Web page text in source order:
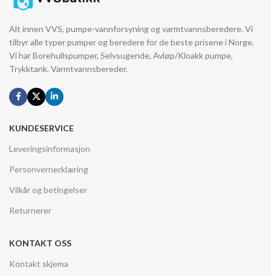
Alt innen VVS, pumpe-vannforsyning og varmtvannsberedere. Vi
tilbyr alle typer pumper og beredere for de beste prisene i Norge.
Vi har Borehullspumper, Selvsugende, Avløp/Kloakk pumpe,
Trykktank, Varmtvannsbereder.
KUNDESERVICE
Leveringsinformasjon
Personvernerklæring
Vilkår og betingelser
Returnerer
KONTAKT OSS
Kontakt skjema